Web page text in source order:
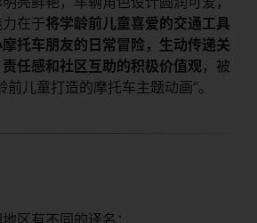
在于将学龄前儿童喜爱的交通工具
托车朋友的日常冒险，生动传递关
任感和社区互助的积极价值观，被
儿童打造的摩托车主题动画”。
区有不同的译名：